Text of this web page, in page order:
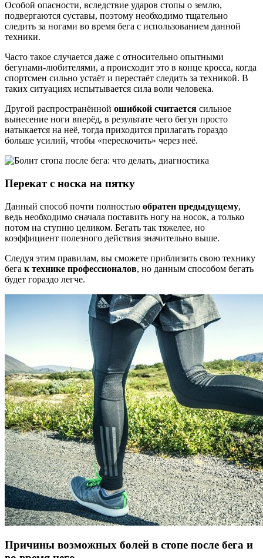
Особой опасности, вследствие ударов стопы о землю,
подвергаются суставы, поэтому необходимо тщательно
следить за ногами во время бега с использованием данной
техники.
Часто такое случается даже с относительно опытными
бегунами-любителями, а происходит это в конце кросса, когда
спортсмен сильно устаёт и перестаёт следить за техникой. В
таких ситуациях испытывается сила воли человека.
Другой распространённой ошибкой считается сильное
вынесение ноги вперёд, в результате чего бегун просто
натыкается на неё, тогда приходится прилагать гораздо
больше усилий, чтобы «перескочить» через неё.
Перекат с носка на пятку
Данный способ почти полностью обратен предыдущему,
ведь необходимо сначала поставить ногу на носок, а только
потом на ступню целиком. Бегать так тяжелее, но
коэффициент полезного действия значительно выше.
Следуя этим правилам, вы сможете приблизить свою технику
бега к технике профессионалов, но данным способом бегать
будет гораздо легче.
Причины возможных болей в стопе после бега и